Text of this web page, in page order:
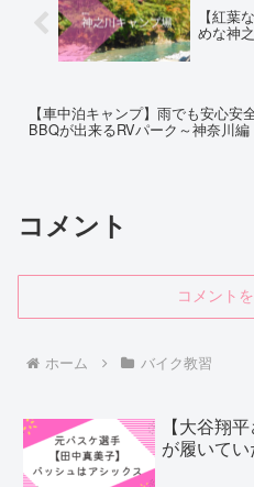
【紅葉
めな神
【車中泊キャンプ】雨でも安心安全
BBQが出来るRVパーク～神奈川編
コメント
コメント
ホーム バイク教習
【大谷翔
が履いて